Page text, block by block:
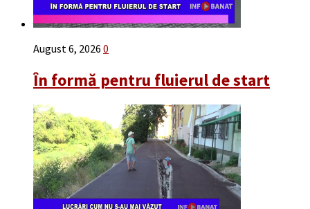
August 6, 2026 0
În formă pentru fluierul de start